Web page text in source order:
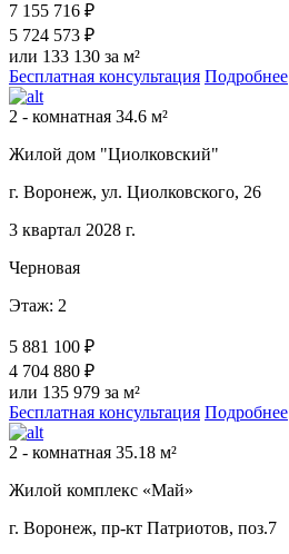
7 155 716 ₽
5 724 573 ₽
или 133 130 за м²
Бесплатная консультация Подробнее
2 - комнатная 34.6 м²
Жилой дом "Циолковский"
г. Воронеж, ул. Циолковского, 26
3 квартал 2028 г.
Черновая
Этаж: 2
5 881 100 ₽
4 704 880 ₽
или 135 979 за м²
Бесплатная консультация Подробнее
2 - комнатная 35.18 м²
Жилой комплекс «Май»
г. Воронеж, пр-кт Патриотов, поз.7